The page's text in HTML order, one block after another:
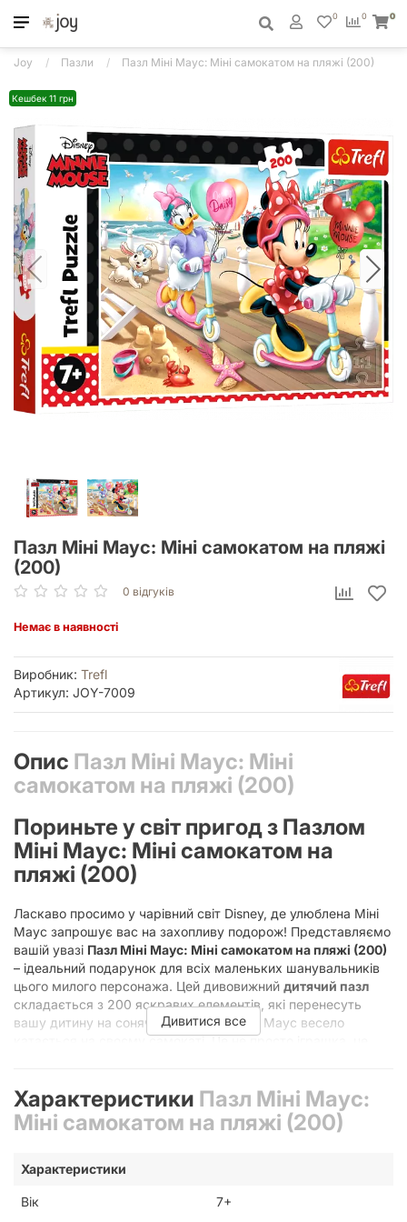
0
0 0
Joy Пазли Пазл Міні Маус: Міні самокатом на пляжі (200)
Кешбек 11 грн
Пазл Міні Маус: Міні самокатом на пляжі
(200)
0 відгуків
Немає в наявності
Виробник: Trefl
Артикул: JOY-7009
Опис Пазл Міні Маус: Міні
самокатом на пляжі (200)
Пориньте у світ пригод з Пазлом
Міні Маус: Міні самокатом на
пляжі (200)
Ласкаво просимо у чарівний світ Disney, де улюблена Міні
Маус запрошує вас на захопливу подорож! Представляємо
вашій увазі Пазл Міні Маус: Міні самокатом на пляжі (200)
– ідеальний подарунок для всіх маленьких шанувальників
цього милого персонажа. Цей дивовижний дитячий пазл
складається з 200 яскравих елементів, які перенесуть
вашу дитину на сонячний пляж, де Міні Маус весело
катається на своєму самокаті. Це не просто іграшка, це
Пазли з 200 елементів – це чудовий вибір для дітей віком
від 7 років, адже саме в цьому віці вони вже здатні
головоломку, дитина не лише розважається, а й активно
розвиває безліч корисних навичок. Це і покращення дрібної
Дивитися все
Характеристики Пазл Міні Маус:
Міні самокатом на пляжі (200)
Характеристики
Вік 7+